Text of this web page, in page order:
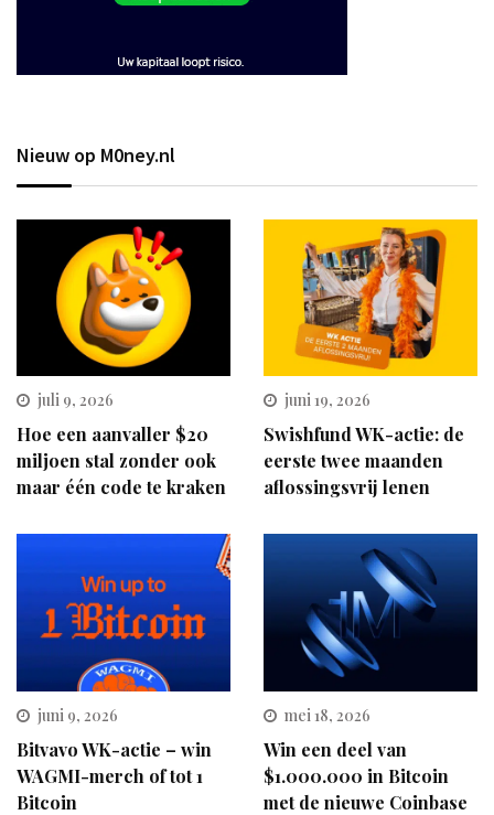
Nieuw op M0ney.nl
juli 9, 2026
Hoe een aanvaller $20
miljoen stal zonder ook
maar één code te kraken
juni 19, 2026
Swishfund WK-actie: de
eerste twee maanden
aflossingsvrij lenen
juni 9, 2026
Bitvavo WK-actie – win
WAGMI-merch of tot 1
Bitcoin
mei 18, 2026
Win een deel van
$1.000.000 in Bitcoin
met de nieuwe Coinbase